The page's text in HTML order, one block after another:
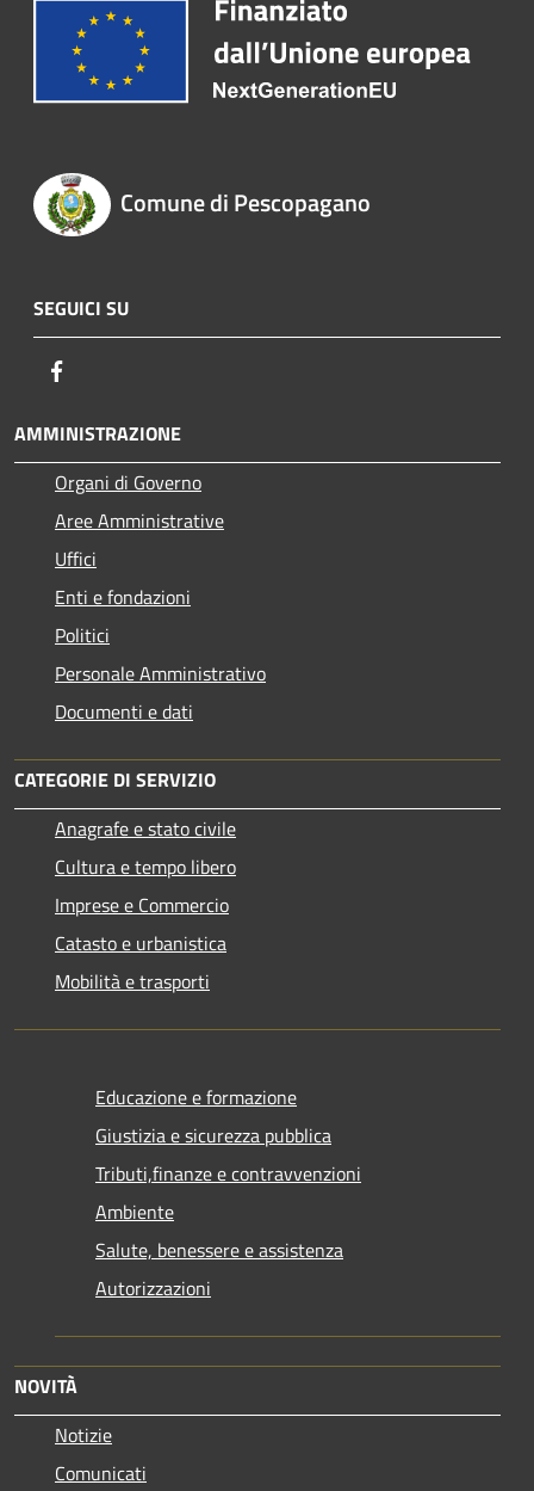
Comune di Pescopagano
SEGUICI SU
AMMINISTRAZIONE
Organi di Governo
Aree Amministrative
Uffici
Enti e fondazioni
Politici
Personale Amministrativo
Documenti e dati
CATEGORIE DI SERVIZIO
Anagrafe e stato civile
Cultura e tempo libero
Imprese e Commercio
Catasto e urbanistica
Mobilità e trasporti
Educazione e formazione
Giustizia e sicurezza pubblica
Tributi,finanze e contravvenzioni
Ambiente
Salute, benessere e assistenza
Autorizzazioni
NOVITÀ
Notizie
Comunicati